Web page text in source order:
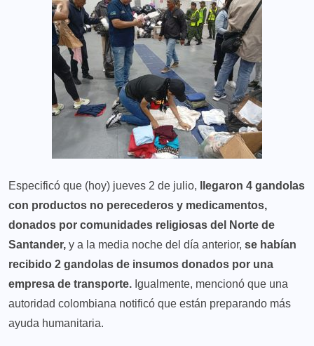
Especificó que (hoy) jueves 2 de julio,
llegaron 4 gandolas
con productos no perecederos y medicamentos,
donados por comunidades religiosas del Norte de
Santander, y a la media noche del día anterior, se habían
recibido 2 gandolas de insumos donados por una
empresa de transporte. Igualmente, mencionó que una
autoridad colombiana notificó que están preparando más
ayuda humanitaria.